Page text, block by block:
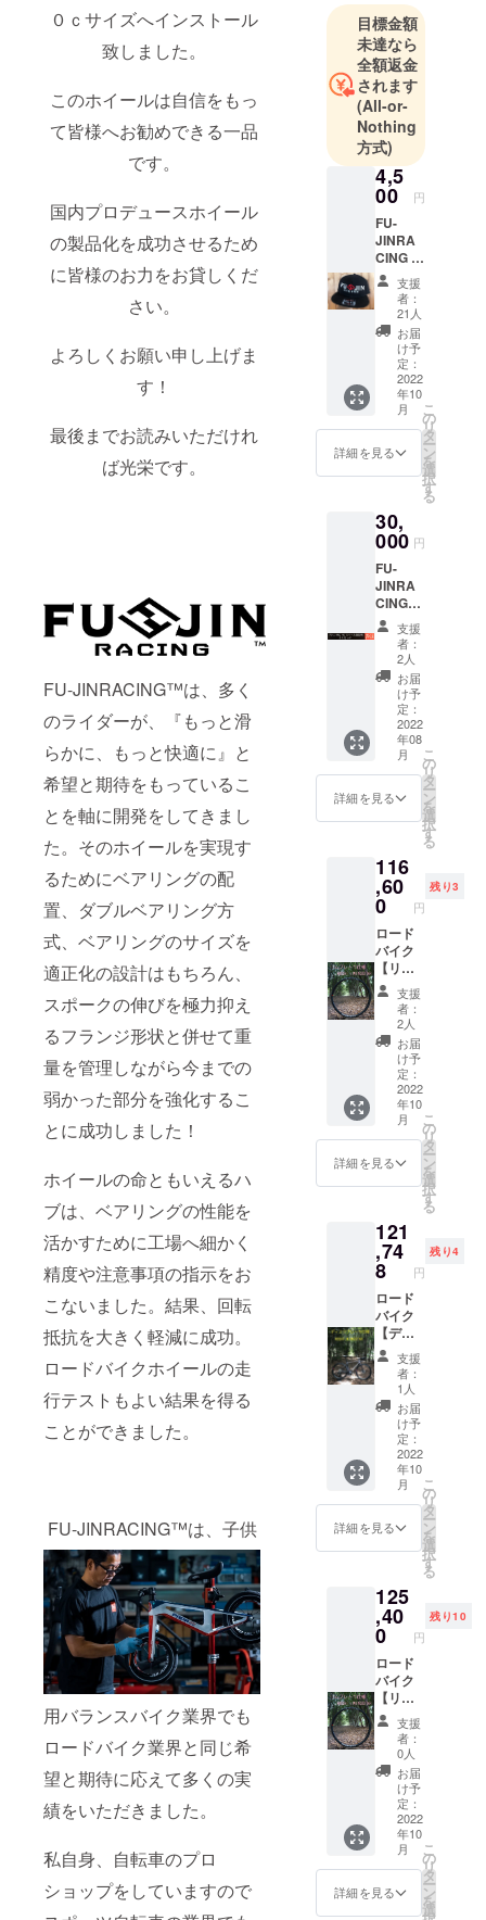
０ｃサイズへインストール
致しました。
このホイールは自信をもっ
て皆様へお勧めできる一品
です。
国内プロデュースホイール
の製品化を成功させるため
に皆様のお力をお貸しくだ
さい。
よろしくお願い申し上げま
す！
最後までお読みいただけれ
ば光栄です。
FU-JINRACING™は、多く
のライダーが、『もっと滑
らかに、もっと快適に』と
希望と期待をもっているこ
とを軸に開発をしてきまし
た。そのホイールを実現す
るためにベアリングの配
置、ダブルベアリング方
式、ベアリングのサイズを
適正化の設計はもちろん、
スポークの伸びを極力抑え
るフランジ形状と併せて重
量を管理しながら今までの
弱かった部分を強化するこ
とに成功しました！
ホイールの命ともいえるハ
ブは、ベアリングの性能を
活かすために工場へ細かく
精度や注意事項の指示をお
こないました。結果、回転
抵抗を大きく軽減に成功。
ロードバイクホイールの走
行テストもよい結果を得る
ことができました。
FU-JINRACING™は、子供
用バランスバイク業界でも
ロードバイク業界と同じ希
望と期待に応えて多くの実
績をいただきました。
私自身、自転車のプロ
ショップをしていますので
目標金額
未達なら
全額返金
されます
(All-or-
Nothing
方式)
4,5
00 円
FU-
JINRA
CING オ
リジナ
ル
【キャ
ップ】
キャッ
プブラ
ンドは
写真の
ブラン
ドから
変更に
なりま
す。
支援
者：
21人
お届
け予
定：
2022
年10
月
詳細を見る
こ
の
リ
タ
ー
ン
を
選
択
す
る
30,
000 円
FU-
JINRA
CING™
専用
25%off
商品券
（税
込） 商
品券と
してお
渡しし
ます。
有効期
限６か
月間
【使用
イール
20万円
税込の
場合 ①
割引適
応
200,000
円の
25％off
150,000
円税込
②ご支
援金差
150,000
円 － ご
支援金
額
30,000
120,000
円税込
残金12
万円を
ホイー
ル交換
時にお
支払い
いただ
きま
す。 ・
６か月
以内な
らば、
行使を
するこ
とがで
きま
す。 ・
６か月
た場合
はいか
なる理
由でも
無効と
なりま
す。お
気を付
けくだ
さい。
・転売
などで
利益得
ること
を防ぐ
ため譲
渡は禁
止で
す。
支援
者：
2人
お届
け予
定：
2022
年08
月
詳細を見る
こ
の
リ
タ
ー
ン
を
選
択
す
る
116
,60
0 円
残り3
ロード
バイク
【リム
ブレー
キ】仕
様カー
ボンホ
イール
35%off
+送料
通常販
売価格
176,000
円税込
※2022.6
月時点
ンリム
700c（
UDマッ
トクリ
ア仕上
げ）
F:20H/
R24H
hoshi
:wingst
ar（リ
ジッド
アッセ
ンブリ
仕様）
真鍮
ニップ
ル：黒
付属
品：
O®カー
ボンク
イック
リリー
ス・チ
タン
シャフ
ト、
カーボ
シュー
※イメー
ジ写真
は、リ
ム高の
選択で
ご参考
にして
くださ
支援
者：
2人
お届
け予
定：
2022
年10
月
詳細を見る
こ
の
リ
タ
ー
ン
を
選
択
す
る
121
,74
8 円
残り4
ロード
バイク
【ディ
スクブ
レー
キ】仕
様カー
ボンホ
イール
35%off
+送料
通常販
売価格
183,920
円税込
※2022.6
カーボ
ンリム
700c（
UDマッ
トクリ
ア仕上
げ）
F:24H/
R24H
hoshi
:wingst
ar（リ
ジッド
アッセ
ンブリ
仕様）
真鍮
ニップ
ル：黒
支援
者：
1人
お届
け予
定：
2022
年10
月
詳細を見る
こ
の
リ
タ
ー
ン
を
選
択
す
る
125
,40
0 円
残り10
ロード
バイク
【リム
ブレー
キ】仕
様カー
ボンホ
イール
30%off
+送料
通常販
売価格
176,000
円税込
※2022.6
支援
者：
0人
お届
け予
定：
2022
年10
月
詳細を見る
こ
の
リ
タ
ー
ン
を
選